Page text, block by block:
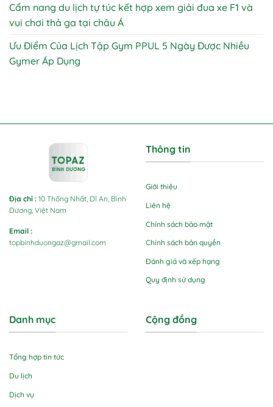
Cẩm nang du lịch tự túc kết hợp xem giải đua xe F1 và
vui chơi thả ga tại châu Á
Ưu Điểm Của Lịch Tập Gym PPUL 5 Ngày Được Nhiều
Gymer Áp Dụng
Địa chỉ : 10 Thống Nhất, Dĩ An, Bình
Dương, Việt Nam
Email :
topbinhduongaz@gmail.com
Thông tin
Giới thiệu
Liên hệ
Chính sách bảo mật
Chính sách bản quyền
Đánh giá và xếp hạng
Quy định sử dụng
Danh mục
Tổng hợp tin tức
Du lịch
Dịch vụ
Cộng đồng